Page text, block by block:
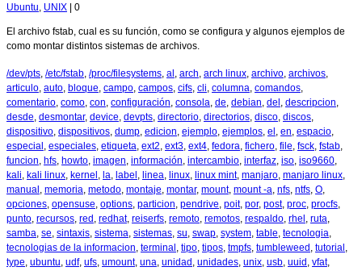
Ubuntu, UNIX 0
El archivo fstab, cual es su función, como se configura y algunos ejemplos de
como montar distintos sistemas de archivos.
/dev/pts, /etc/fstab, /proc/filesystems, al , arch, arch linux, archivo, archivos,
articulo, auto, bloque, campo, campos, cifs, cli, columna, comandos,
comentario, como, con, configuración, consola, de, debian, del , descripcion,
desde, desmontar, device, devpts, directorio, directorios, disco, discos,
dispositivo, dispositivos, dump, edicion, ejemplo, ejemplos, el , en, espacio,
especial , especiales, etiqueta, ext2, ext3, ext4, fedora, fichero, file, fsck, fstab,
funcion, hfs, howto, imagen, información, intercambio, interfaz, iso, iso9660,
kali, kali linux, kernel , la, label , linea, linux, linux mint, manjaro, manjaro linux,
manual , memoria, metodo, montaje, montar, mount, mount -a, nfs, ntfs, O,
opciones, opensuse, options, particion, pendrive, poit, por, post, proc, procfs,
punto, recursos, red , redhat, reiserfs, remoto, remotos, respaldo, rhel , ruta,
samba, se, sintaxis, sistema, sistemas, su, swap, system, table, tecnologia,
tecnologias de la informacion, terminal , tipo, tipos, tmpfs, tumbleweed , tutorial ,
type, ubuntu, udf, ufs, umount, una, unidad , unidades, unix, usb, uuid , vfat,